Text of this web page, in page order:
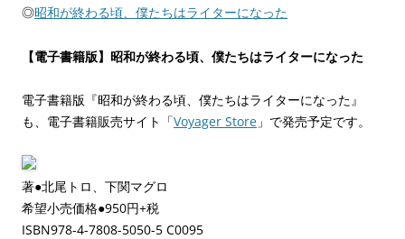
◎昭和が終わる頃、僕たちはライターになった
【電子書籍版】昭和が終わる頃、僕たちはライターになった
電子書籍版『昭和が終わる頃、僕たちはライターになった』
も、電子書籍販売サイト「Voyager Store 」で発売予定です。
著●北尾トロ、下関マグロ
希望小売価格●950円+税
ISBN978-4-7808-5050-5 C0095